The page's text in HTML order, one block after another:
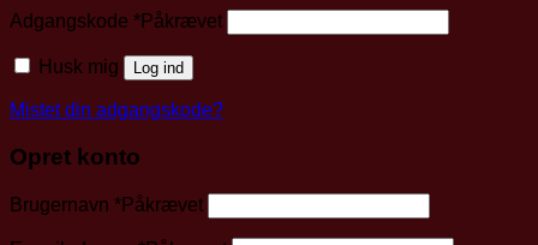
Adgangskode *Påkrævet
Husk mig Log ind
Mistet din adgangskode?
Opret konto
Brugernavn *Påkrævet